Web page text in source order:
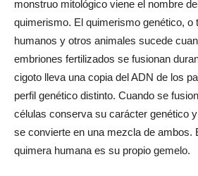
monstruo mitológico viene el nombre
quimerismo. El quimerismo genético, o
humanos y otros animales sucede
embriones fertilizados se fusionan
cigoto lleva una copia del ADN de los
perfil genético distinto. Cuando se
células conserva su carácter genético
se convierte en una mezcla de ambos.
quimera humana es su propio gemelo.